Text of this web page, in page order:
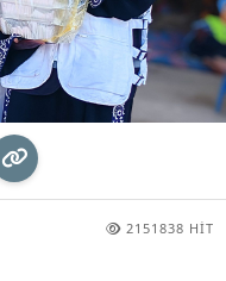
2151838 HIT